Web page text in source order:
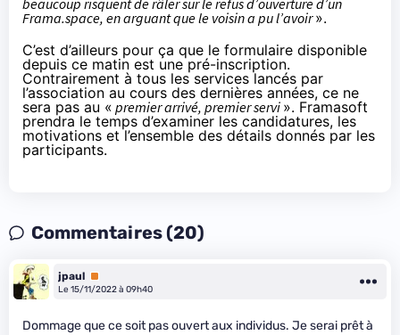
beaucoup risquent de râler sur le refus d’ouverture d’un
Frama.space, en arguant que le voisin a pu l’avoir».
C’est d’ailleurs pour ça que le formulaire disponible
depuis ce matin est une pré-inscription.
Contrairement à tous les services lancés par
l’association au cours des dernières années, ce ne
sera pas au « premier arrivé, premier servi ». Framasoft
prendra le temps d’examiner les candidatures, les
motivations et l’ensemble des détails donnés par les
participants.
Commentaires (20)
jpaul Premium
Le 15/11/2022 à 09h40
Dommage que ce soit pas ouvert aux individus. Je serai prêt à